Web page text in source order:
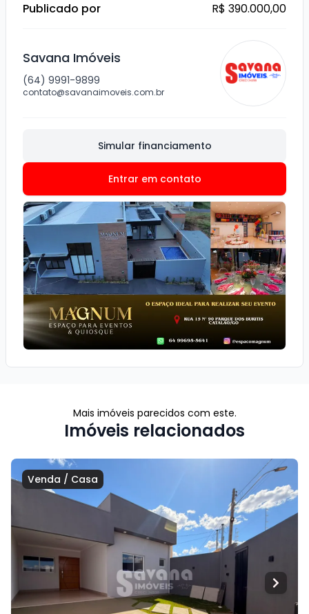
Publicado por R$ 390.000,00
Savana Imóveis
(64) 9991-9899
contato@savanaimoveis.com.br
Simular financiamento
Entrar em contato
Mais imóveis parecidos com este.
Imóveis relacionados
Venda / Casa